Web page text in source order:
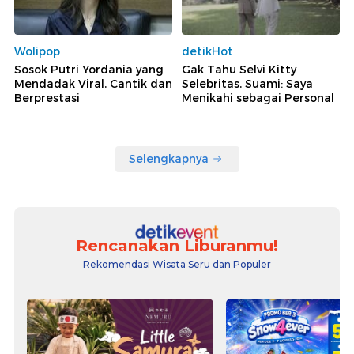
Wolipop
Sosok Putri Yordania yang
Mendadak Viral, Cantik dan
Berprestasi
detikHot
Gak Tahu Selvi Kitty
Selebritas, Suami: Saya
Menikahi sebagai Personal
Selengkapnya
Rencanakan Liburanmu!
Rekomendasi Wisata Seru dan Populer